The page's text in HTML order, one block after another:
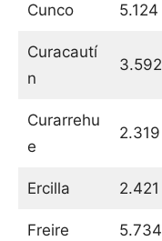
Cunco 5.124
Curacautí
n
3.592
Curarrehu
e
2.319
Ercilla 2.421
Freire 5.734